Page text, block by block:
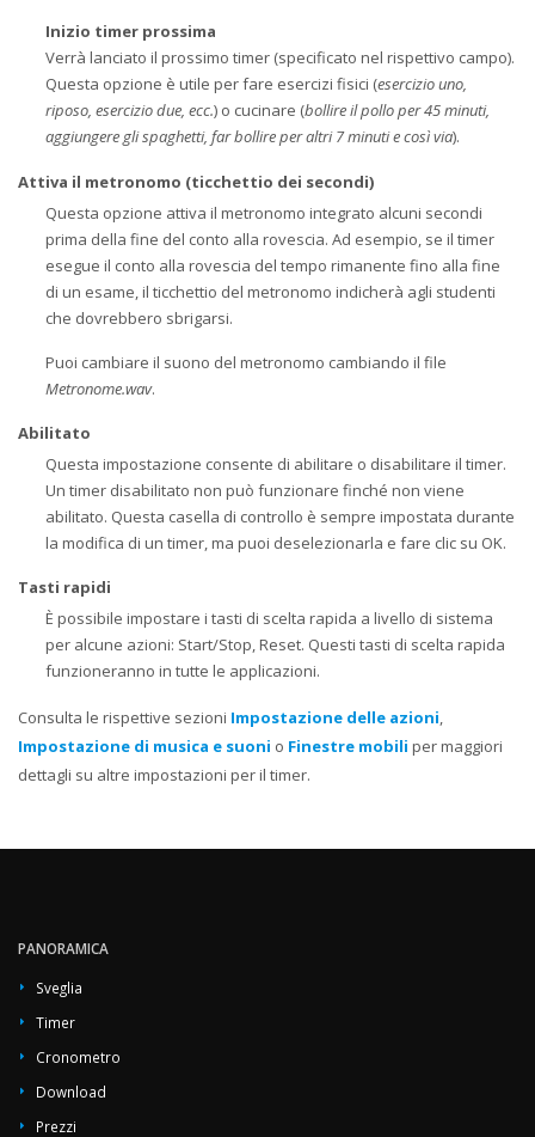
Inizio timer prossima
Verrà lanciato il prossimo timer (specificato nel rispettivo campo).
Questa opzione è utile per fare esercizi fisici (esercizio uno,
riposo, esercizio due, ecc.) o cucinare (bollire il pollo per 45 minuti,
aggiungere gli spaghetti, far bollire per altri 7 minuti e così via).
Attiva il metronomo (ticchettio dei secondi)
Questa opzione attiva il metronomo integrato alcuni secondi
prima della fine del conto alla rovescia. Ad esempio, se il timer
esegue il conto alla rovescia del tempo rimanente fino alla fine
di un esame, il ticchettio del metronomo indicherà agli studenti
che dovrebbero sbrigarsi.
Puoi cambiare il suono del metronomo cambiando il file
Metronome.wav.
Abilitato
Questa impostazione consente di abilitare o disabilitare il timer.
Un timer disabilitato non può funzionare finché non viene
abilitato. Questa casella di controllo è sempre impostata durante
la modifica di un timer, ma puoi deselezionarla e fare clic su OK.
Tasti rapidi
È possibile impostare i tasti di scelta rapida a livello di sistema
per alcune azioni: Start/Stop, Reset. Questi tasti di scelta rapida
funzioneranno in tutte le applicazioni.
Consulta le rispettive sezioni Impostazione delle azioni,
Impostazione di musica e suoni o Finestre mobili per maggiori
dettagli su altre impostazioni per il timer.
PANORAMICA
Sveglia
Timer
Cronometro
Download
Prezzi